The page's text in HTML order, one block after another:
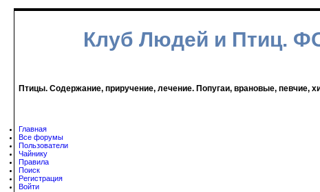
Клуб Людей и Птиц.
Птицы. Содержание, приручение, лечение. Попугаи, врановые, певчие,
Главная
Все форумы
Пользователи
Чайнику
Правила
Поиск
Регистрация
Войти